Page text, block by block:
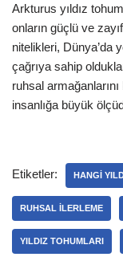
Arkturus yıldız
onların güçlü ve
nitelikleri, Dünya’da
çağrıya sahip
ruhsal
insanlığa büyük
Etiketler: HANGI
RUHSAL ILERLEME
YILDIZ TOHUMLARI